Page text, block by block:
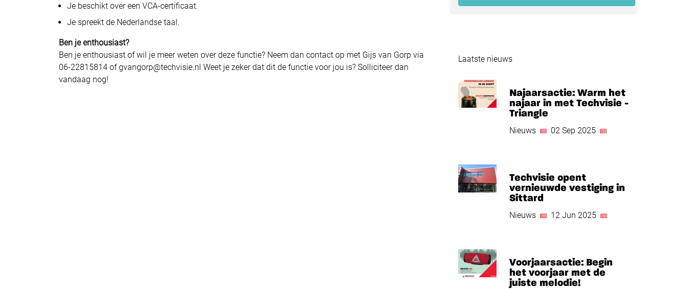
Je beschikt over een VCA-certificaat.
Je spreekt de Nederlandse taal.
Ben je enthousiast?
Ben je enthousiast of wil je meer weten over deze functie? Neem dan contact op met Gijs van Gorp via
06-22815814 of gvangorp@techvisie.nl Weet je zeker dat dit de functie voor jou is? Solliciteer dan
vandaag nog!
Laatste nieuws
Najaarsactie: Warm het
najaar in met Techvisie -
Triangle
Nieuws 02 Sep 2025
Techvisie opent
vernieuwde vestiging in
Sittard
Nieuws 12 Jun 2025
Voorjaarsactie: Begin
het voorjaar met de
juiste melodie!